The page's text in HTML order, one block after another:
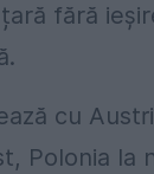
fără
cu
Polonia la